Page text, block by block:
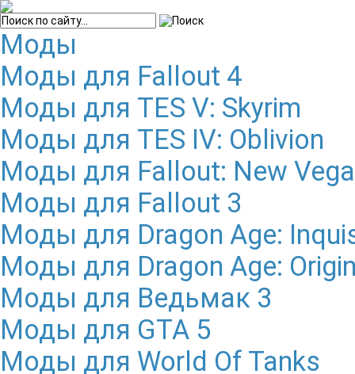
Моды
Моды для Fallout 4
Моды для TES V: Skyrim
Моды для TES IV: Oblivion
Моды для Fallout: New
Моды для Fallout 3
Моды для Dragon Age:
Моды для Dragon Age:
Моды для Ведьмак 3
Моды для GTA 5
Моды для World Of Tanks